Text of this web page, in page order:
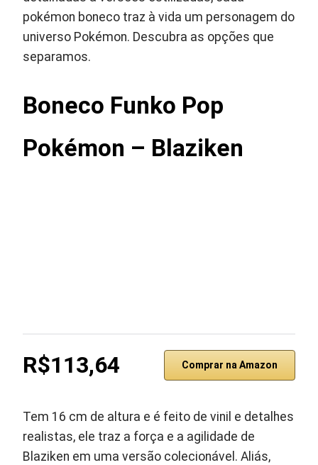
pokémon boneco traz à vida um personagem do
universo Pokémon. Descubra as opções que
separamos.
Boneco Funko Pop
Pokémon – Blaziken
R$113,64 Comprar na Amazon
Tem 16 cm de altura e é feito de vinil e detalhes
realistas, ele traz a força e a agilidade de
Blaziken em uma versão colecionável. Aliás,